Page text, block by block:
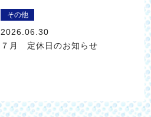
その他
2026.06.30
７月 定休日のお知らせ